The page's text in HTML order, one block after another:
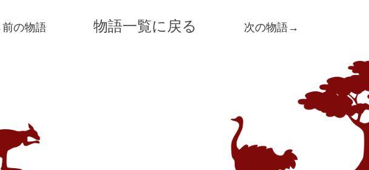
の物語 物語一覧に戻る 次の物語→